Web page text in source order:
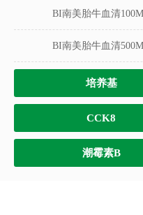
BI南美胎牛血清
BI南美胎牛血清
培养基
CCK8
潮霉素B